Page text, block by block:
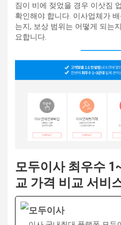
짐이 비에 젖었을 경우 이삿짐
확인해야 합니다. 이사업체가
는지, 보상 범위는 어떻게 되는
요합니다. ​
모두이사 최우수
교 가격 비교 서비
모두이사